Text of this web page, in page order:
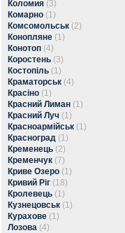
Коломия (3)
Комарно (1)
Комсомольськ (2)
Конопляне (1)
Конотоп (4)
Коростень (3)
Костопіль (1)
Краматорськ (4)
Красіно (1)
Красний Лиман (1)
Красний Луч (1)
Красноармійськ (1)
Красноград (1)
Кременець (2)
Кременчук (7)
Криве Озеро (1)
Кривий Ріг (18)
Кролевець (1)
Кузнецовськ (1)
Курахове (1)
Лозова (4)